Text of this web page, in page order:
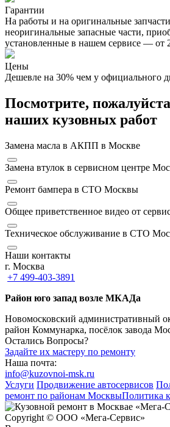
Гарантии
На работы и на оригинальные
неоригинальные запасные части,
установленные в нашем сервисе — от
Цены
Дешевле на 30% чем у официального
Посмотрите,
наших кузовных работ
Замена масла в АКПП в Москве
Замена втулок в сервисном центре
Ремонт бампера в СТО Москвы
Общее приветственное видео от
Техническое обслуживание в СТО
Наши контакты
г. Москва
+7 499-403-3891
Район юго запад возле МКАДа
Новомосковский административный
район Коммунарка, посёлок завода
Остались Вопросы?
Задайте их мастеру по ремонту
Наша почта:
info@kuzovnoi-msk.ru
Услуги Продвижение автосервисов
ремонт по районам МосквыПолитика
Copyright © ООО «Мега-Сервис»